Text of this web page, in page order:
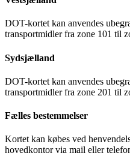
DOT-kortet kan anvendes
transportmidler fra zone 101 til
Sydsjælland
DOT-kortet kan anvendes
transportmidler fra zone 201 til
Fælles bestemmelser
Kortet kan købes ved
hovedkontor via mail eller